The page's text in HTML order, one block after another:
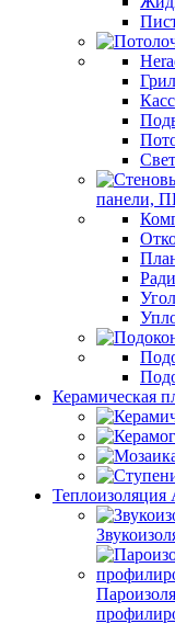
панели,
Керамическая